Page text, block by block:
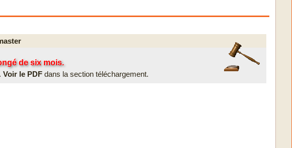
de six mois.
Voir le PDF dans la section téléchargement.